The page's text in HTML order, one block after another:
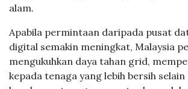
alam.
Apabila permintaan daripada pusat
digital semakin meningkat, Malaysia
mengukuhkan daya tahan grid,
kepada tenaga yang lebih bersih